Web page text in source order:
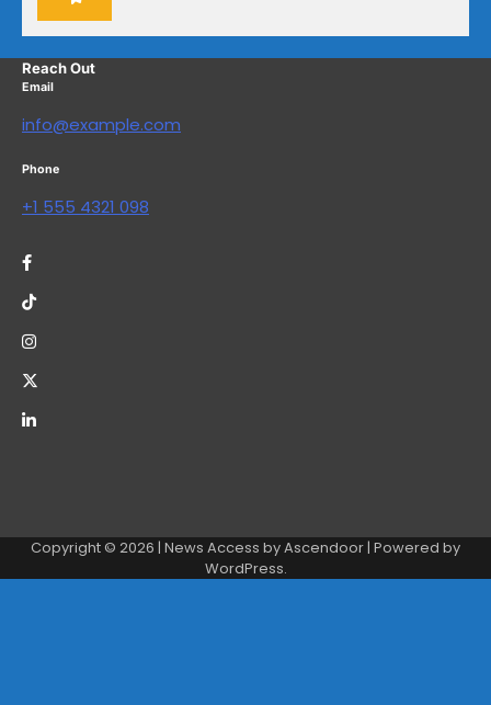
Reach Out
Email
info@example.com
Phone
+1 555 4321 098
Copyright © 2026 | News Access byAscendoor | Powered by
WordPress.